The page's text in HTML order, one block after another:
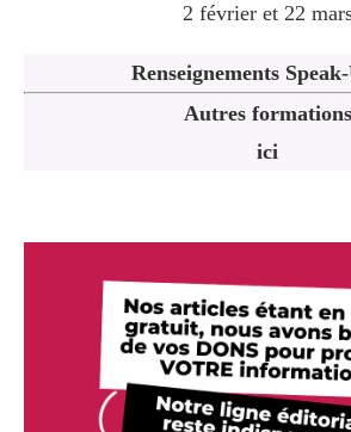
2 février et 22
Renseignements
Autres formations
ici